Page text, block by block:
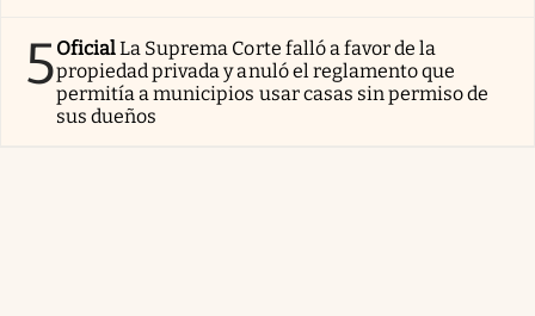
5OficialLa Suprema Corte falló a favor de la
propiedad privada y anuló el reglamento que
permitía a municipios usar casas sin permiso de
sus dueños